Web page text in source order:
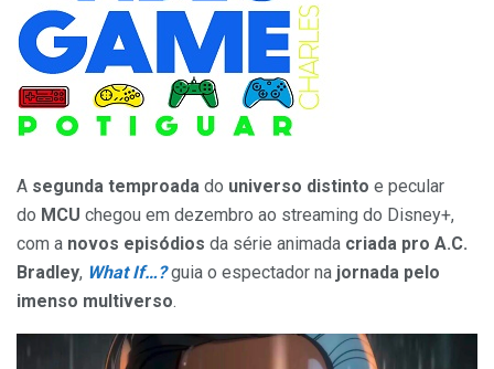
A segunda temproada do universo distinto e pecular
do MCU chegou em dezembro ao streaming do Disney+,
com a novos episódios da série animada criada pro A.C.
Bradley, What If…?guia o espectador na jornada pelo
imenso multiverso.